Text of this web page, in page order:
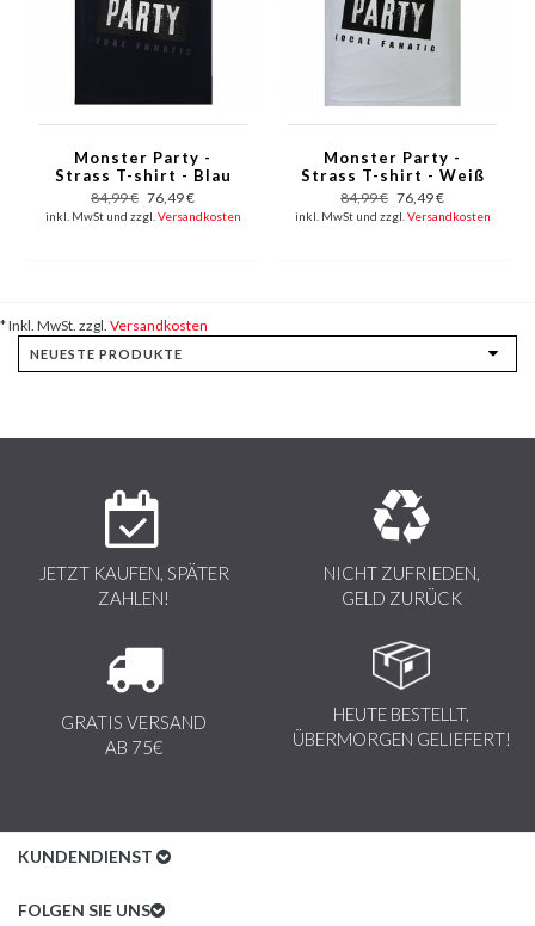
Monster Party -
Strass T-shirt - Blau
84,99 € 76,49 €
inkl. MwSt und zzgl. Versandkosten
Monster Party -
Strass T-shirt - Weiß
84,99 € 76,49 €
inkl. MwSt und zzgl. Versandkosten
* Inkl. MwSt. zzgl. Versandkosten
JETZT KAUFEN, SPÄTER
ZAHLEN!
NICHT ZUFRIEDEN,
GELD ZURÜCK
GRATIS VERSAND
AB 75€
HEUTE BESTELLT,
ÜBERMORGEN GELIEFERT!
KUNDENDIENST
Kundenservice
FOLGEN SIE UNS